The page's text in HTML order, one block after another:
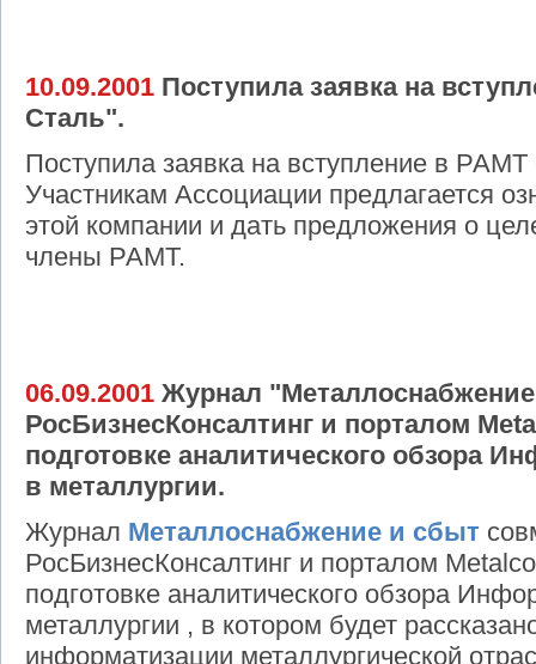
10.09.2001 Поступила заявка на
Сталь".
Поступила заявка на вступление в
Участникам Ассоциации предлагается
этой компании и дать предложения о
члены РАМТ.
06.09.2001 Журнал
РосБизнесКонсалтинг и порталом
подготовке аналитического обзора
в металлургии.
Журнал Металлоснабжение и сбыт
РосБизнесКонсалтинг и порталом
подготовке аналитического обзора
металлургии , в котором будет
информатизации металлургической